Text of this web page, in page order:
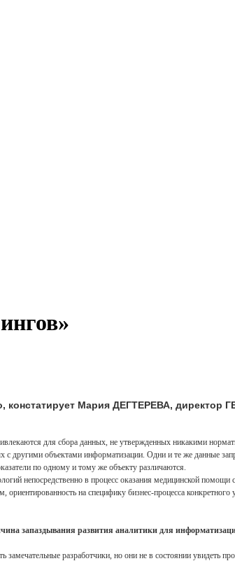
констатирует Мария ДЕГТЕРЕВА,
для сбора данных, не утвержденных никакими
с другими объектами информатизации. Одни и те же данные
по одному и тому же объекту различаются.
непосредственно в процесс оказания медицинской помощи
ориентированность на специфику бизнес-процесса
запаздывания развития аналитики для
замечательные разработчики, но они не в состоянии